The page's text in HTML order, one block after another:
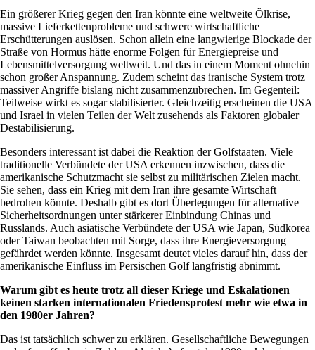
Ein größerer Krieg gegen den Iran könnte eine weltweite Ölkrise,
massive Lieferkettenprobleme und schwere wirtschaftliche
Erschütterungen auslösen. Schon allein eine langwierige Blockade der
Straße von Hormus hätte enorme Folgen für Energiepreise und
Lebensmittelversorgung weltweit. Und das in einem Moment ohnehin
schon großer Anspannung. Zudem scheint das iranische System trotz
massiver Angriffe bislang nicht zusammenzubrechen. Im Gegenteil:
Teilweise wirkt es sogar stabilisierter. Gleichzeitig erscheinen die USA
und Israel in vielen Teilen der Welt zusehends als Faktoren globaler
Destabilisierung.
Besonders interessant ist dabei die Reaktion der Golfstaaten. Viele
traditionelle Verbündete der USA erkennen inzwischen, dass die
amerikanische Schutzmacht sie selbst zu militärischen Zielen macht.
Sie sehen, dass ein Krieg mit dem Iran ihre gesamte Wirtschaft
bedrohen könnte. Deshalb gibt es dort Überlegungen für alternative
Sicherheitsordnungen unter stärkerer Einbindung Chinas und
Russlands. Auch asiatische Verbündete der USA wie Japan, Südkorea
oder Taiwan beobachten mit Sorge, dass ihre Energieversorgung
gefährdet werden könnte. Insgesamt deutet vieles darauf hin, dass der
amerikanische Einfluss im Persischen Golf langfristig abnimmt.
Warum gibt es heute trotz all dieser Kriege und Eskalationen
keinen starken internationalen Friedensprotest mehr wie etwa in
den 1980er Jahren?
Das ist tatsächlich schwer zu erklären. Gesellschaftliche Bewegungen